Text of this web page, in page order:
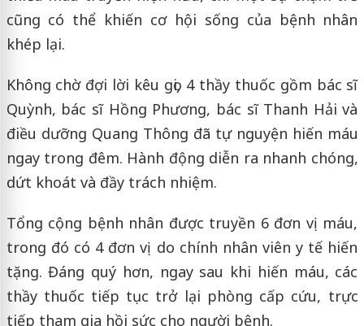
cũng có thể khiến cơ hội sống của bệnh nhân
khép lại.
Không chờ đợi lời kêu gọi, 4 thầy thuốc gồm bác sĩ
Quỳnh, bác sĩ Hồng Phương, bác sĩ Thanh Hải và
điều dưỡng Quang Thông đã tự nguyện hiến máu
ngay trong đêm. Hành động diễn ra nhanh chóng,
dứt khoát và đầy trách nhiệm.
Tổng cộng bệnh nhân được truyền 6 đơn vị máu,
trong đó có 4 đơn vị do chính nhân viên y tế hiến
tặng. Đáng quý hơn, ngay sau khi hiến máu, các
thầy thuốc tiếp tục trở lại phòng cấp cứu, trực
tiếp tham gia hồi sức cho người bệnh.